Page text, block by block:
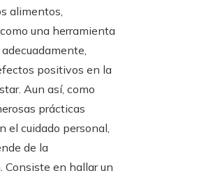
alimentos,
una herramienta
positivos en la
Aun así, como
prácticas
el cuidado personal,
de la
Consiste en hallar un